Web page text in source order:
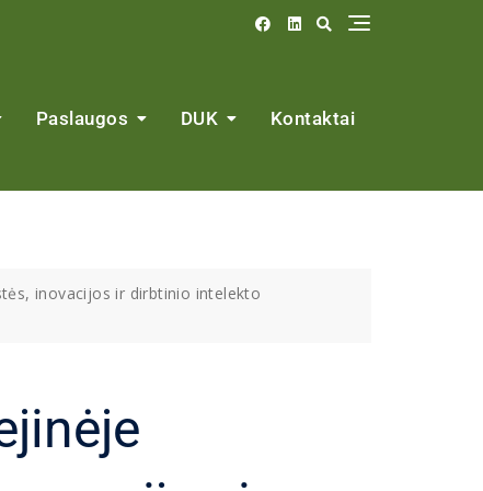
Paslaugos DUK Kontaktai
inovacijos ir dirbtinio intelekto